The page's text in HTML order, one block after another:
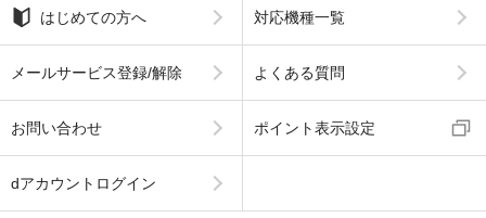
はじめての方へ 対応機種一覧
メールサービス登録/解除 よくある質問
お問い合わせ ポイント表示設定
dアカウントログイン